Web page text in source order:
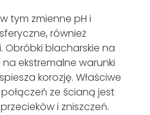
tym zmienne pH i
również
Obróbki blacharskie na
ekstremalne warunki
korozję. Właściwe
ze ścianą jest
i zniszczeń.